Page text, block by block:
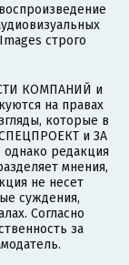
строго
КОМПАНИЙ и
на правах
которые в
и ЗА
редакция
мнения,
не несет
суждения,
Согласно
за